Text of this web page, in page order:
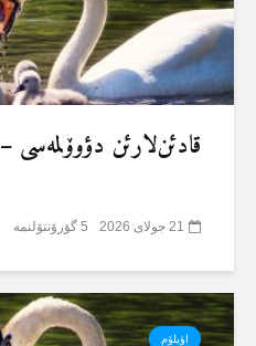
قادئن‌لارئن دؤوۆلمەسی – 11
21 جولای 2026 5 گؤرۆنتۆلنمە
اؤیلۆم